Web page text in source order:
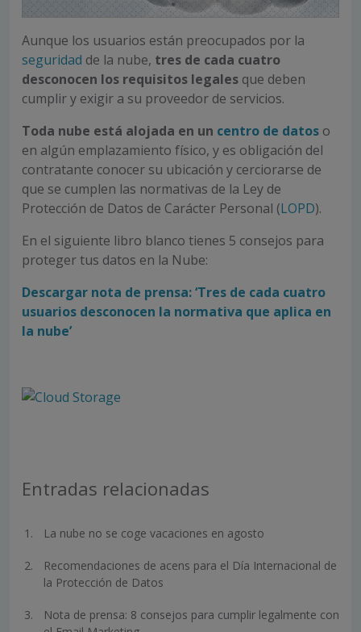
Aunque los usuarios están preocupados por la
seguridad de la nube, tres de cada cuatro
desconocen los requisitos legales que deben
cumplir y exigir a su proveedor de servicios.
Toda nube está alojada en un centro de datos o
en algún emplazamiento físico, y es obligación del
contratante conocer su ubicación y cerciorarse de
que se cumplen las normativas de la Ley de
Protección de Datos de Carácter Personal (LOPD).
En el siguiente libro blanco tienes 5 consejos para
proteger tus datos en la Nube:
Descargar nota de prensa: ‘Tres de cada cuatro
usuarios desconocen la normativa que aplica en
la nube’
Entradas relacionadas
La nube no se coge vacaciones en agosto
Recomendaciones de acens para el Día Internacional de
la Protección de Datos
Nota de prensa: 8 consejos para cumplir legalmente con